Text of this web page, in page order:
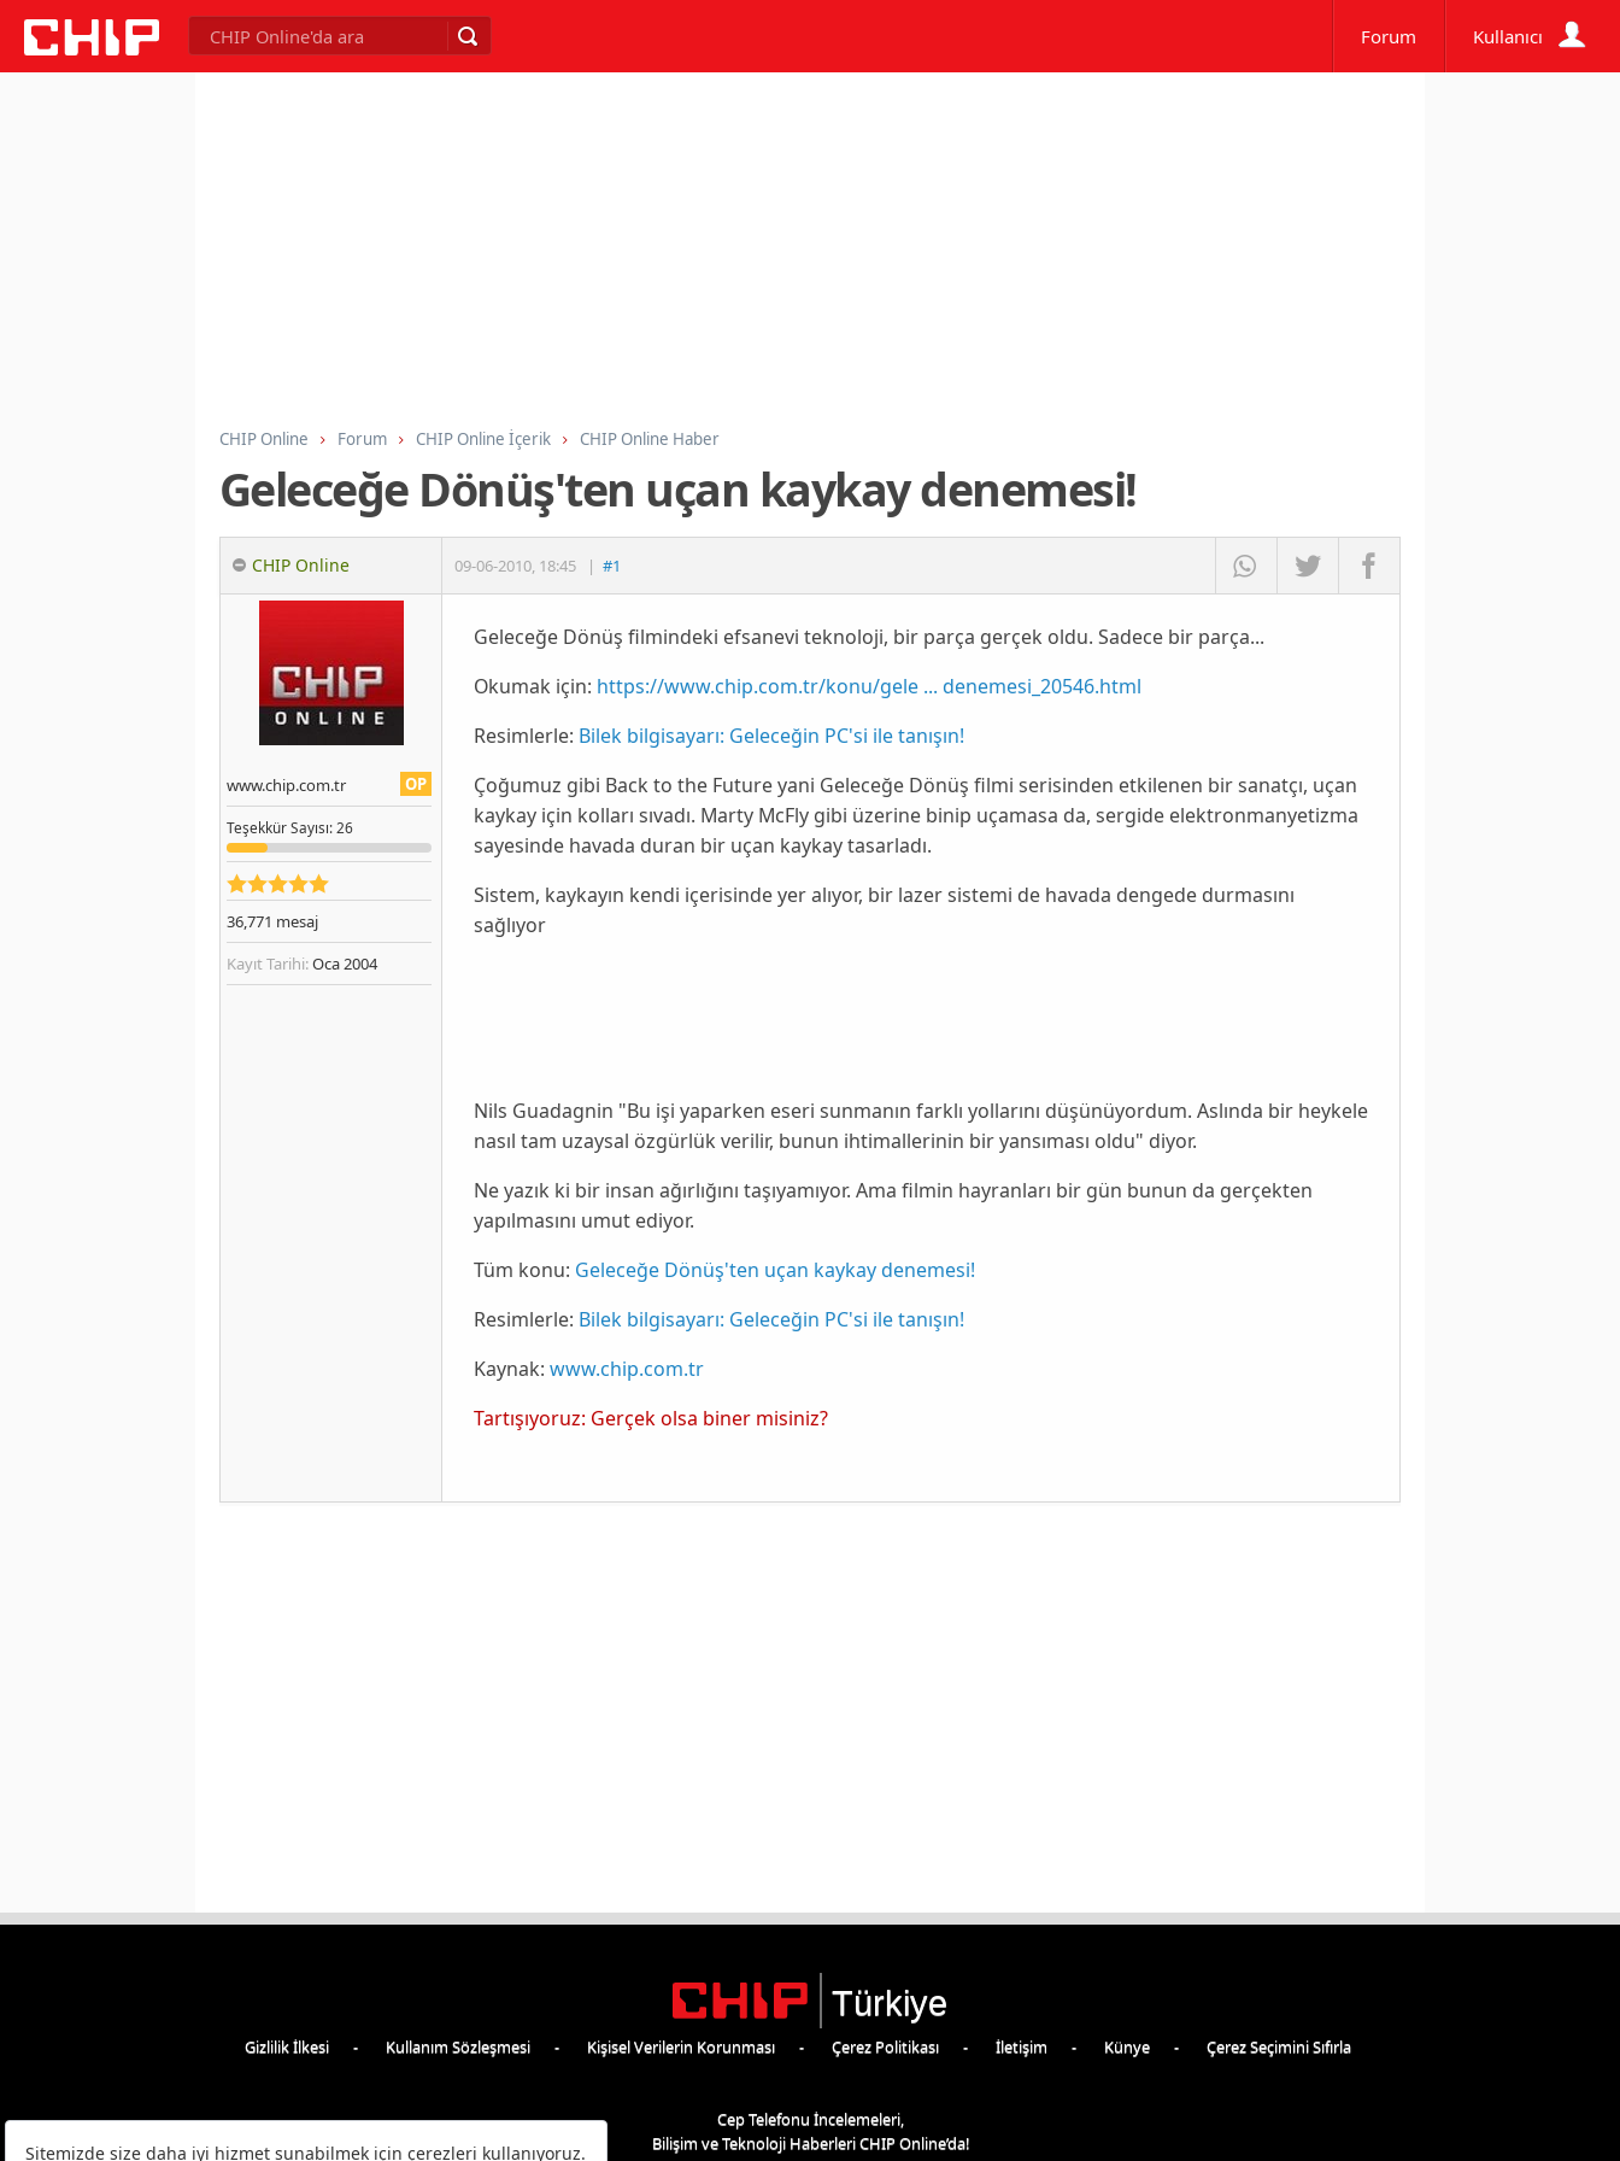
Forum Kullanıcı
CHIP Online Forum CHIP Online İçerik CHIP Online Haber
Geleceğe Dönüş'ten uçan kaykay denemesi!
CHIP Online 09-06-2010, 18:45 | #1
OP
www.chip.com.tr
TeşekkürSayısı: 26
36,771 mesaj
Kayıt Tarihi:Oca 2004
Geleceğe Dönüş filmindeki efsanevi teknoloji, bir parça gerçek oldu. Sadece bir parça...
Okumak için: https://www.chip.com.tr/konu/gele ... denemesi_20546.html
Resimlerle: Bilek bilgisayarı: Geleceğin PC'si ile tanışın!
Çoğumuz gibi Back to the Futureyani Geleceğe Dönüş filmi serisinden etkilenen bir sanatçı, uçan
kaykay için kolları sıvadı. Marty McFlygibi üzerine binip uçamasa da, sergide elektronmanyetizma
sayesinde havada duran bir uçan kaykay tasarladı.
Sistem, kaykayın kendi içerisindeyer alıyor, bir lazer sistemi de havada dengede durmasını
sağlıyor
Nils Guadagnin "Bu işi yaparken eseri sunmanın farklı yollarını düşünüyordum. Aslında bir heykele
nasıl tam uzaysal özgürlük verilir, bunun ihtimallerinin bir yansıması oldu" diyor.
Ne yazık ki bir insan ağırlığını taşıyamıyor. Ama filmin hayranları bir gün bunun da gerçekten
yapılmasını umut ediyor.
Tüm konu: Geleceğe Dönüş'ten uçan kaykay denemesi!
Resimlerle: Bilek bilgisayarı: Geleceğin PC'si ile tanışın!
Kaynak: www.chip.com.tr
Tartışıyoruz: Gerçek olsa biner misiniz?
Türkiye
Gizlilik İlkesi Kullanım Sözleşmesi Kişisel Verilerin Korunması Çerez Politikası İletişim Künye Çerez Seçimini Sıfırla
Cep Telefonu İncelemeleri,
Bilişim ve Teknoloji Haberleri CHIP Online’da!